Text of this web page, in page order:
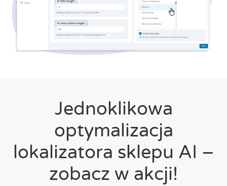
Jednoklikowa
optymalizacja
lokalizatora sklepu AI –
zobacz w akcji!